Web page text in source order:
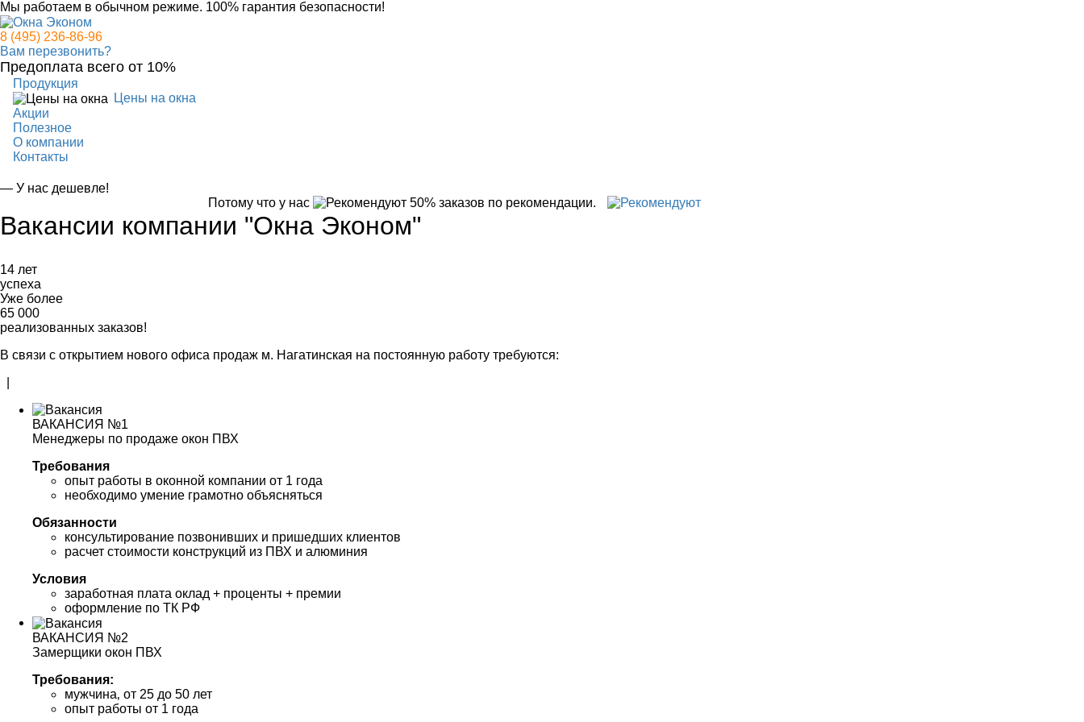
Мы работаем в обычном режиме. 100% гарантия безопасности!
8 (495) 236-86-96
Вам перезвонить?
Предоплата всего от 10%
Продукция
Цены на окна
Акции
Полезное
О компании
Контакты
— У нас дешевле!
Потому что у нас
50% заказов по рекомендации.
Вакансии компании "Окна Эконом"
14 лет
успеха
Уже более
65 000
реализованных заказов!
В связи с открытием нового офиса продаж м. Нагатинская на постоянную работу требуются:
ВАКАНСИЯ №1
Менеджеры по продаже окон ПВХ
Требования
опыт работы в оконной компании от 1 года
необходимо умение грамотно объясняться
Обязанности
консультирование позвонивших и пришедших клиентов
расчет стоимости конструкций из ПВХ и алюминия
Условия
заработная плата оклад + проценты + премии
оформление по ТК РФ
ВАКАНСИЯ №2
Замерщики окон ПВХ
Требования:
мужчина‚ от 25 до 50 лет
опыт работы от 1 года